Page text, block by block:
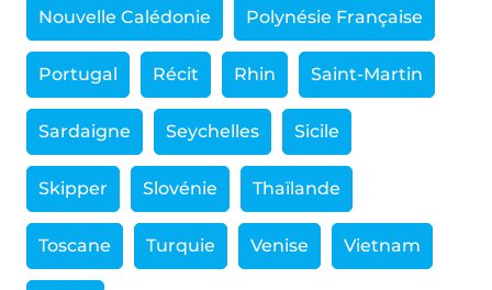
Nouvelle Calédonie Polynésie Française
Portugal Récit Rhin Saint-Martin
Sardaigne Seychelles Sicile
Skipper Slovénie Thaïlande
Toscane Turquie Venise Vietnam